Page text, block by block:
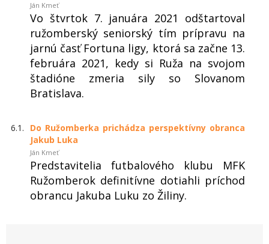
Ján Kmeť
Vo štvrtok 7. januára 2021 odštartoval
ružomberský seniorský tím prípravu na
jarnú časť Fortuna ligy, ktorá sa začne 13.
februára 2021, kedy si Ruža na svojom
štadióne zmeria sily so Slovanom
Bratislava.
6.1.
Do Ružomberka prichádza perspektívny obranca
Jakub Luka
Ján Kmeť
Predstavitelia futbalového klubu MFK
Ružomberok definitívne dotiahli príchod
obrancu Jakuba Luku zo Žiliny.